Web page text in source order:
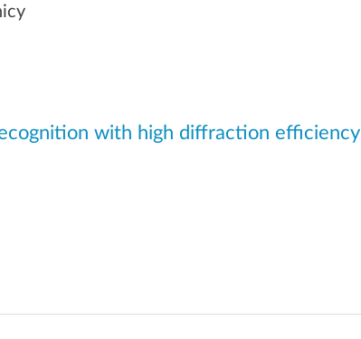
with high diffraction efficiency